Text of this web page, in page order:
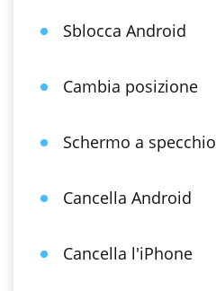
Sblocca Android
Cambia posizione
Schermo a specchio
Cancella Android
Cancella l'iPhone